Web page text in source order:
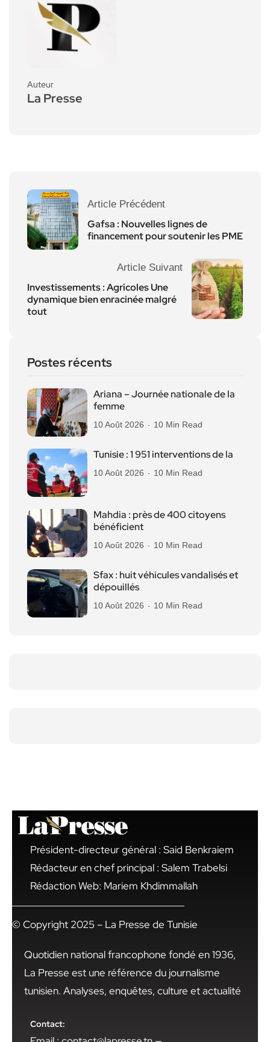
Auteur
La Presse
Article Précédent
Gafsa : Nouvelles lignes de
financement pour soutenir les PME
Article Suivant
Investissements : Agricoles Une
dynamique bien enracinée malgré
tout
Postes récents
Ariana – Journée nationale de la
femme
10 Août 2026 10 Min Read
Tunisie : 1 951 interventions de la
10 Août 2026 10 Min Read
Mahdia : près de 400 citoyens
bénéficient
10 Août 2026 10 Min Read
Sfax : huit véhicules vandalisés et
dépouillés
10 Août 2026 10 Min Read
Président-directeur général : Said Benkraiem
Rédacteur en chef principal : Salem Trabelsi
Rédaction Web: Mariem Khdimmallah
© Copyright 2025 – La Presse de Tunisie
Quotidien national francophone fondé en 1936,
La Presse est une référence du journalisme
tunisien. Analyses, enquêtes, culture et actualité
Contact: